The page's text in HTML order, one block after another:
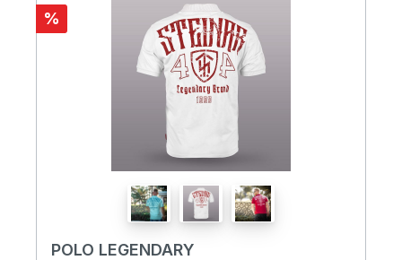
%
POLO LEGENDARY